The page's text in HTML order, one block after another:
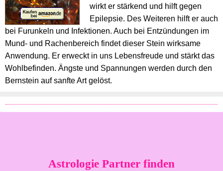
wirkt er stärkend und hilft gegen
Epilepsie. Des Weiteren hilft er auch
bei Furunkeln und Infektionen. Auch bei Entzündungen im
Mund- und Rachenbereich findet dieser Stein wirksame
Anwendung. Er erweckt in uns Lebensfreude und stärkt das
Wohlbefinden. Ängste und Spannungen werden durch den
Bernstein auf sanfte Art gelöst.
Astrologie Partner finden